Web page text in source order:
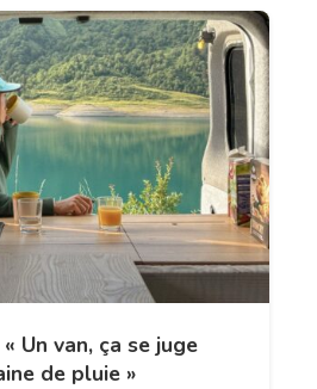
Un van, ça se juge
de pluie »